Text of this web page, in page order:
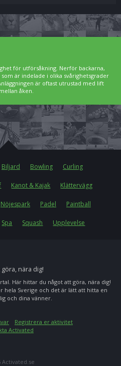
för utförsåkning. Nerför backarna,
är indelade i olika svårighetsgrader
är oftast utrustad med lift
åken.
Biljard Bowling Curling
Kanot & Kajak Klättervägg
Nöjespark Padel Paintball
Spa Squash Upplevelse
nära dig!
Här hittar du något att göra, nära dig!
hela Sverige och det är lätt att hitta en
och dina vänner.
Registrera er aktivitet
Activated
Activated.se